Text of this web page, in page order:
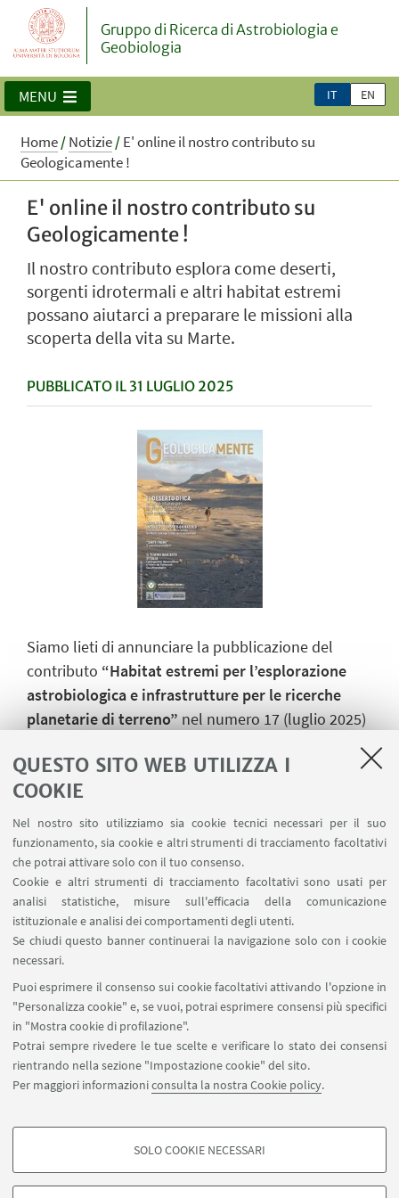
QUESTO SITO WEB UTILIZZA I
COOKIE
Nel nostro sito utilizziamo sia cookie tecnici necessari per il suo
funzionamento, sia cookie e altri strumenti di tracciamento facoltativi
che potrai attivare solo con il tuo consenso.
Cookie e altri strumenti di tracciamento facoltativi sono usati per
analisi statistiche, misure sull'efficacia della comunicazione
istituzionale e analisi dei comportamenti degli utenti.
Se chiudi questo banner continuerai la navigazione solo con i cookie
necessari.
Puoi esprimere il consenso sui cookie facoltativi attivando l'opzione in
"Personalizza cookie" e, se vuoi, potrai esprimere consensi più specifici
in "Mostra cookie di profilazione".
Potrai sempre rivedere le tue scelte e verificare lo stato dei consensi
rientrando nella sezione "Impostazione cookie" del sito.
Per maggiori informazioniconsulta la nostra Cookie policy.
COOKIE DI PROFILAZIONE - FACOLTATIVI
SOLO COOKIE NECESSARI
Gruppo di Ricerca di Astrobiologia e
Geobiologia
IT EN
MENU
Home/Notizie/E' online il nostro contributo su
Geologicamente !
E' online il nostro contributo su
Geologicamente !
Il nostro contributo esplora come deserti,
sorgenti idrotermali e altri habitat estremi
possano aiutarci a preparare le missioni alla
scoperta della vita su Marte.
PUBBLICATO IL 31 LUGLIO 2025
Siamo lieti di annunciare la pubblicazione del
contributo “Habitat estremi per l’esplorazione
astrobiologica e infrastrutture per le ricerche
planetarie di terreno”nel numero 17 (luglio 2025)
Geologica Italiana.
L'articolo, disponibile a
degli ambienti estremi terrestri (deserti, sorgenti
idrotermali, regioni polari) come analoghi naturali
per lo studio di processi geobiologici e biosfirme
potenzialmente rilevabili su Marte.
Viene inoltre sottolineata la necessità di
infrastrutture di ricerca integrate
supportare studi multidisciplinari e attività sul
campo, fondamentali per la preparazione delle
future missioni planetarie.
📖 Leggi l’articolo completo qui:
https://www.geologicamente.it/257/ultima-